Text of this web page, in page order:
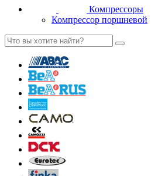
Компрессоры
Компрессор поршневой